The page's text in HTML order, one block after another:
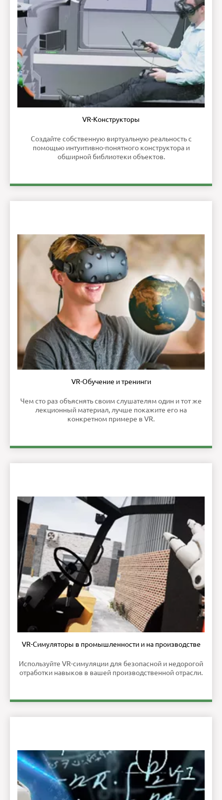
VR-Конструкторы
Создайте собственную виртуальную реальность с
помощью интуитивно-понятного конструктора и
обширной библиотеки объектов.
VR-Обучение и тренинги
Чем сто раз объяснять своим слушателям один и тот же
лекционный материал, лучше покажите его на
конкретном примере в VR.
VR-Симуляторы в промышленности и на производстве
Используйте VR-симуляции для безопасной и недорогой
отработки навыков в вашей производственной отрасли.